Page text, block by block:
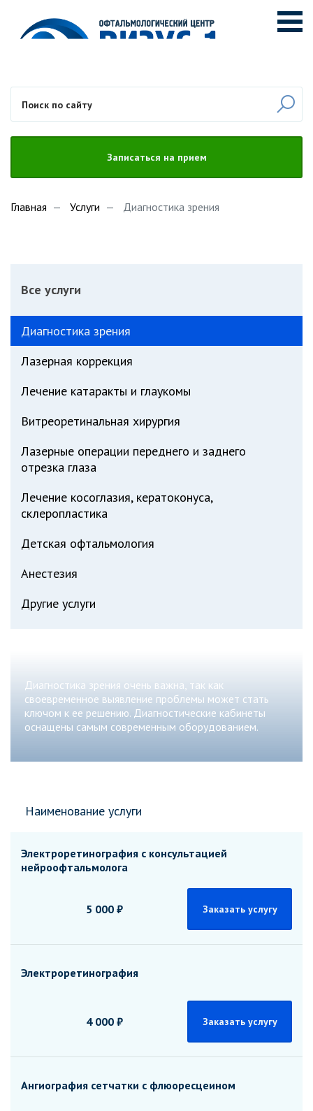
Записаться на прием
Главная Услуги Диагностика зрения
Все услуги
Диагностика зрения
Лазерная коррекция
Лечение катаракты и глаукомы
Витреоретинальная хирургия
Лазерные операции переднего и заднего
отрезка глаза
Лечение косоглазия, кератоконуса,
склеропластика
Детская офтальмология
Анестезия
Другие услуги
Диагностика зрения очень важна, так как
своевременное выявление проблемы может стать
ключом к ее решению. Диагностические кабинеты
оснащены самым современным оборудованием.
Наименование услуги
Электроретинография с консультацией
нейроофтальмолога
5 000 ₽ Заказать услугу
Электроретинография
4 000 ₽ Заказать услугу
Ангиография сетчатки с флюоресцеином